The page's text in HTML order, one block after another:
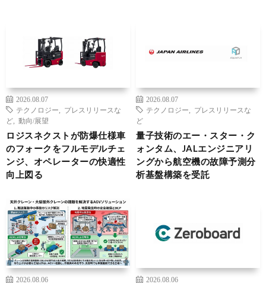
2026.08.07
テクノロジー
プレスリリースな
ど
動向/展望
ロジスネクストが防爆仕様車
のフォークをフルモデルチェ
ンジ、オペレーターの快適性
向上図る
2026.08.07
テクノロジー
プレスリリースな
ど
量子技術のエー・スター・ク
ォンタム、JALエンジニアリ
ングから航空機の故障予測分
析基盤構築を受託
2026.08.06
2026.08.06